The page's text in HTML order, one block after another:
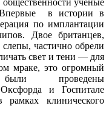
в истории в
по имплантации
Двое британцев,
частично обрели
свет и тени — для
мраке, это огромный
проведены
и Госпитале
рамках клинического